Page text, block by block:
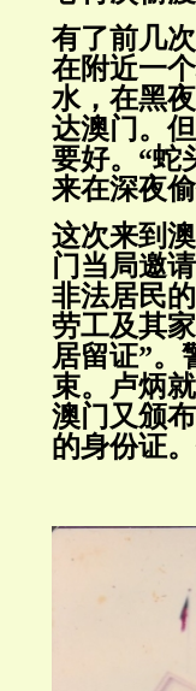
有了前几
在附近一
水，在黑
达澳门。
要好。“蛇
来在深夜
这次来到
门当局邀
非法居民
劳工及其
居留证”。
束。卢炳
澳门又颁
的身份证